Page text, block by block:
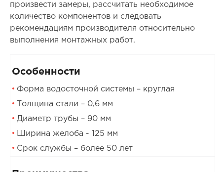
произвести замеры, рассчитать необходимое
количество компонентов и следовать
рекомендациям производителя относительно
выполнения монтажных работ.
Особенности
Форма водосточной системы – круглая
Толщина стали – 0,6 мм
Диаметр трубы – 90 мм
Ширина желоба - 125 мм
Срок службы – более 50 лет